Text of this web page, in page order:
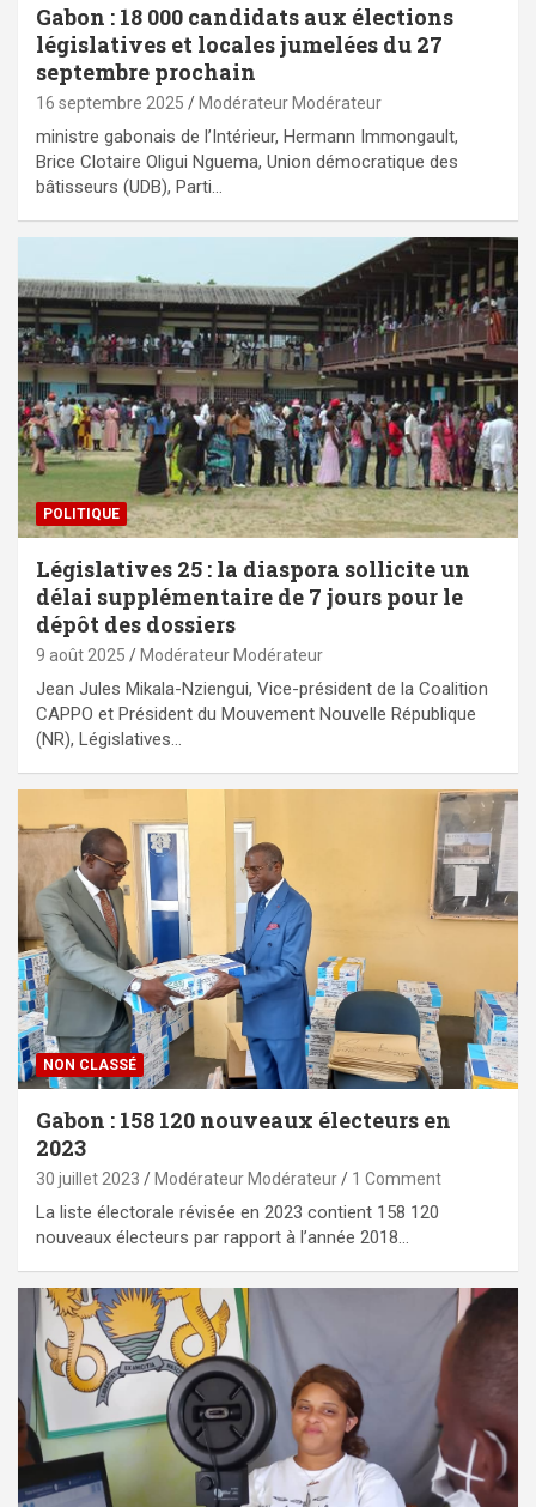
Gabon : 18 000 candidats aux élections
législatives et locales jumelées du 27
septembre prochain
16 septembre 2025 Modérateur Modérateur
ministre gabonais de l’Intérieur, Hermann Immongault,
Brice Clotaire Oligui Nguema, Union démocratique des
bâtisseurs (UDB), Parti…
POLITIQUE
Législatives 25 : la diaspora sollicite un
délai supplémentaire de 7 jours pour le
dépôt des dossiers
9 août 2025 Modérateur Modérateur
Jean Jules Mikala-Nziengui, Vice-président de la Coalition
CAPPO et Président du Mouvement Nouvelle République
(NR), Législatives…
NON CLASSÉ
Gabon : 158 120 nouveaux électeurs en
2023
30 juillet 2023 Modérateur Modérateur 1 Comment
La liste électorale révisée en 2023 contient 158 120
nouveaux électeurs par rapport à l’année 2018…